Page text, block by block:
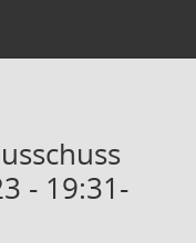
- 19:31-